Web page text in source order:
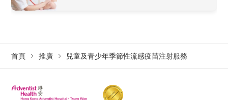
首頁 推廣 兒童及青少年季節性流感疫苗注射服務